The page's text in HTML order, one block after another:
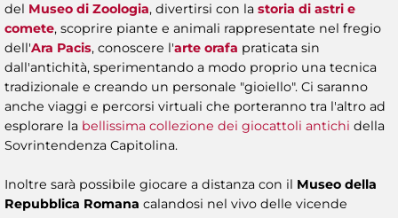
del Museo di Zoologia, divertirsi con la storia di astri e
comete, scoprire piante e animali rappresentate nel fregio
dell'Ara Pacis, conoscere l'arte orafa praticata sin
dall'antichità, sperimentando a modo proprio una tecnica
tradizionale e creando un personale "gioiello". Ci saranno
anche viaggi e percorsi virtuali che porteranno tra l'altro ad
esplorare la bellissima collezione dei giocattoli antichi della
Sovrintendenza Capitolina.
Inoltre sarà possibile giocare a distanza con il Museo della
Repubblica Romana calandosi nel vivo delle vicende